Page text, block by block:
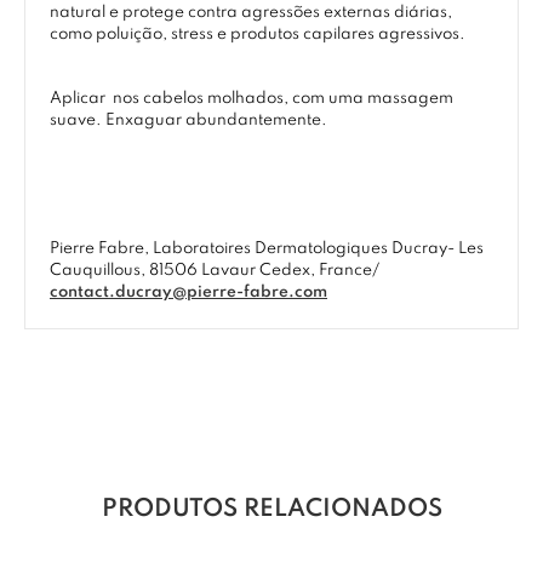
natural e protege contra agressões externas diárias,
como poluição, stress e produtos capilares agressivos.
Aplicar nos cabelos molhados, com uma massagem
suave. Enxaguar abundantemente.
Pierre Fabre, Laboratoires Dermatologiques Ducray- Les
Cauquillous, 81506 Lavaur Cedex, France/
contact.ducray@pierre-fabre.com
PRODUTOS RELACIONADOS